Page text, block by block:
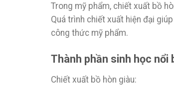
Trong mỹ phẩm, chiết xuất bồ
Quá trình chiết xuất hiện đại
công thức mỹ phẩm.
Thành phần sinh học nổi
Chiết xuất bồ hòn giàu: